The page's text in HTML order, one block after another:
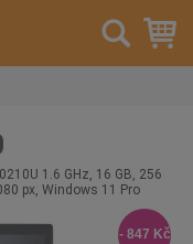
1.6 GHz, 16 GB, 256
px, Windows 11 Pro
- 847 Kč